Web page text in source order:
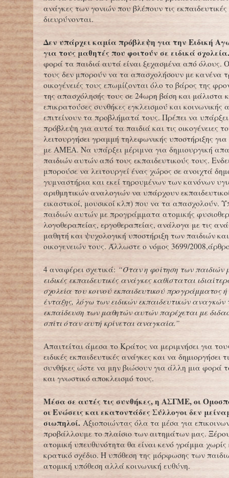
ανάγκες των γονιών που βλέπουν τις
διευρύνονται.
Δεν υπάρχει καμία πρόβλεψη για την Ειδική
για τους μαθητές που φοιτούν σε ειδικά
φορά τα παιδιά αυτά είναι ξεχασμένα από όλους.
τους δεν μπορούν να τα απασχολήσουν με κανένα
οικογένειές τους επωμίζονται όλο το βάρος της
της απασχόλησής τους σε 24ωρη βάση και μάλιστα
επικρατούσες συνθήκες εγκλεισμού και
επιτείνουν τα προβλήματά τους. Πρέπει να
πρόβλεψη για αυτά τα παιδιά και τις οικογένειες
λειτουργήσει γραμμή τηλεφωνικής υποστήριξης για
με ΑΜΕΑ. Να υπάρξει μέριμνα για δημιουργική
παιδιών αυτών από τους εκπαιδευτικούς τους.
μπορούσε να λειτουργεί ένας χώρος σε ανοιχτά
γυμναστήρια και εκεί τηρουμένων των κανόνων
αριθμητικών αναλογιών να υπάρχουν
εικαστικοί, μουσικοί κλπ) που να τα απασχολούν.
παιδιών αυτών με προγράμματα ατομικής
λογοθεραπείας, εργοθεραπείας, ανάλογα με τις
μαθητή και ψυχολογική υποστήριξη των παιδιών
οικογενειών τους. Άλλωστε ο νόμος 3699/
4 αναφέρει σχετικά: “Όταν η φοίτηση των παιδιών
ειδικές εκπαιδευτικές ανάγκες καθίσταται
σχολεία του κοινού εκπαιδευτικού προγράμματος
ένταξης, λόγω των ειδικών εκπαιδευτικών αναγκών
εκπαίδευση των μαθητών αυτών παρέχεται με
σπίτι όταν αυτή κρίνεται αναγκαία.”
Απαιτείται άμεσα το Κράτος να μεριμνήσει για
ειδικές εκπαιδευτικές ανάγκες και να δημιοργήσει
συνθήκες ώστε να μην βιώσουν για άλλη μια φορά
και γνωστικό αποκλεισμό τους.
Μέσα σε αυτές τις συνθήκες, η ΑΣΓΜΕ, οι
οι Ενώσεις και εκατοντάδες Σύλλογοι δεν
σιωπηλοί. Αξιοποιώντας όλα τα μέσα για
προβάλλουμε το πλαίσιο των αιτημάτων μας.
ατομική υπευθυνότητα θα είναι κενό γράμμα χωρίς
κρατικό σχέδιο. Η υπόθεση της μόρφωσης των
ατομική υπόθεση αλλά κοινωνική ευθύνη.